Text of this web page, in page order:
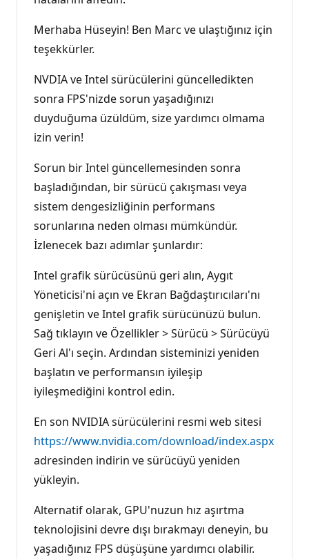
Merhaba Hüseyin! Ben Marc ve ulaştığınız için
teşekkürler.
NVDIA ve Intel sürücülerini güncelledikten
sonra FPS'nizde sorun yaşadığınızı
duyduğuma üzüldüm, size yardımcı olmama
izin verin!
Sorun bir Intel güncellemesinden sonra
başladığından, bir sürücü çakışması veya
sistem dengesizliğinin performans
sorunlarına neden olması mümkündür.
İzlenecek bazı adımlar şunlardır:
Intel grafik sürücüsünü geri alın, Aygıt
Yöneticisi'ni açın ve Ekran Bağdaştırıcıları'nı
genişletin ve Intel grafik sürücünüzü bulun.
Sağ tıklayın ve Özellikler > Sürücü > Sürücüyü
Geri Al'ı seçin. Ardından sisteminizi yeniden
başlatın ve performansın iyileşip
iyileşmediğini kontrol edin.
En son NVIDIA sürücülerini resmi web sitesi
https://www.nvidia.com/download/index.aspx
adresinden indirin ve sürücüyü yeniden
yükleyin.
Alternatif olarak, GPU'nuzun hız aşırtma
teknolojisini devre dışı bırakmayı deneyin, bu
yaşadığınız FPS düşüşüne yardımcı olabilir.